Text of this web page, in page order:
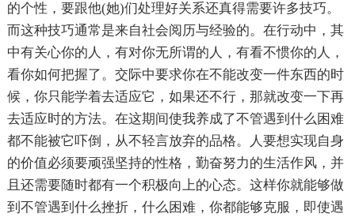
的个性，要跟他(她)们处理好关系还真得需要许多技巧。
而这种技巧通常是来自社会阅历与经验的。在行动中，其
中有关心你的人，有对你无所谓的人，有看不惯你的人，
看你如何把握了。交际中要求你在不能改变一件东西的时
候，你只能学着去适应它，如果还不行，那就改变一下再
去适应时的方法。在这期间使我养成了不管遇到什么困难
都不能被它吓倒，从不轻言放弃的品格。人要想实现自身
的价值必须要顽强坚持的性格，勤奋努力的生活作风，并
且还需要随时都有一个积极向上的心态。这样你就能够做
到不管遇到什么挫折，什么困难，你都能够克服，即使遇